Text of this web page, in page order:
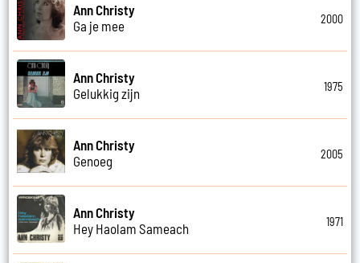
Ann Christy
Ga je mee
2000
Ann Christy
Gelukkig zijn
1975
Ann Christy
Genoeg
2005
Ann Christy
Hey Haolam Sameach
1971